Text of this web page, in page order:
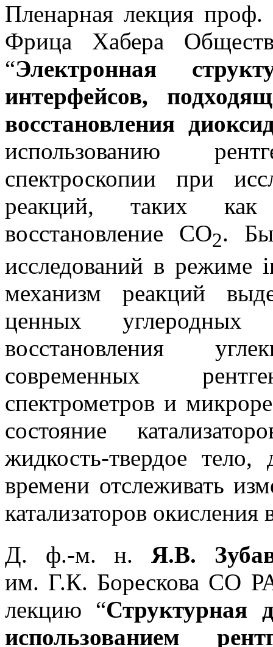
Пленарная лекция проф.
Фрица Хабера
“Электронная
интерфейсов,
восстановления
использованию
спектроскопии при
реакций, таких
восстановление CO2.
исследований в режиме
механизм реакций
ценных
восстановления
современных
спектрометров и
состояние
жидкость-твердое
времени отслеживать
катализаторов
Д. ф.-м. н.Я.В.
им. Г.К. Борескова СО
лекцию “Структурная
использованием